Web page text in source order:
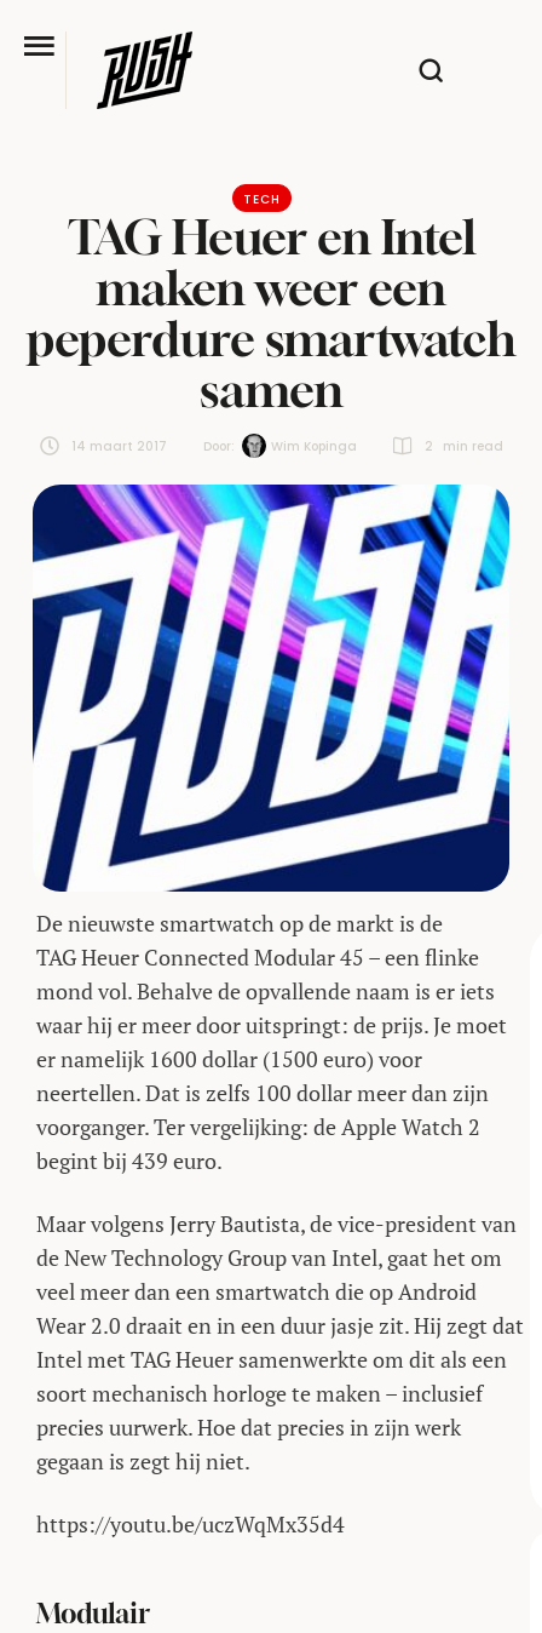
TECH
TAG Heuer en Intel
maken weer een
peperdure smartwatch
samen
14 maart 2017 Door: Wim Kopinga 2 min read
De nieuwste smartwatch op de markt is de
TAG Heuer Connected Modular 45 –een flinke
mond vol. Behalve de opvallende naam is er iets
waar hij er meer door uitspringt: de prijs. Je moet
er namelijk 1600 dollar (1500 euro) voor
neertellen. Dat is zelfs 100 dollar meer dan zijn
voorganger. Ter vergelijking: de Apple Watch 2
begint bij 439 euro.
Maar volgens Jerry Bautista, de vice-president van
de New Technology Group van Intel, gaat het om
veel meer dan een smartwatch die op Android
Wear 2.0 draait en in een duur jasje zit. Hij zegt dat
Intel met TAG Heuer samenwerkte om dit als een
soort mechanisch horloge te maken –inclusief
precies uurwerk. Hoe dat precies in zijn werk
gegaan is zegt hij niet.
https://youtu.be/uczWqMx35d4
Modulair